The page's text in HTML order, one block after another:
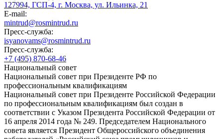
127994, ГСП-4, г. Москва, ул. Ильинка, 21
E-mail:
mintrud@rosmintrud.ru
Пресс-служба:
isyanovams@rosmintrud.ru
Пресс-служба:
+7 (495) 870-68-46
Национальный совет
Национальный совет при Президенте РФ по
профессиональным квалификациям
Национальный совет при Президенте Российской Федерации
по профессиональным квалификациям был создан в
соответствии с Указом Президента Российской Федерации от
16 апреля 2014 года № 249. Председателем Национального
совета является Президент Общероссийского объединения